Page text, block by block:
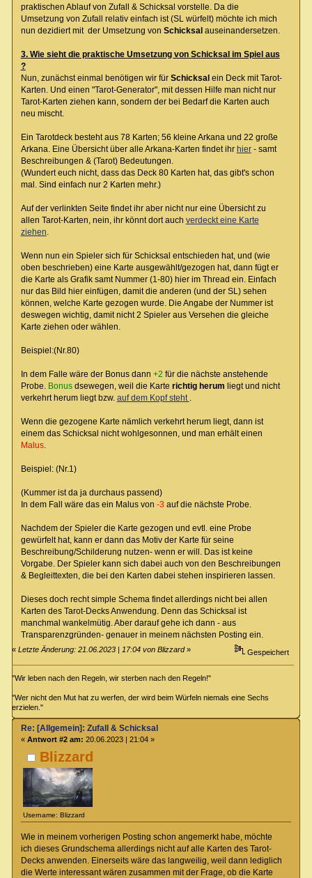
praktischen Ablauf von Zufall & Schicksal vorstelle. Da die
Umsetzung von Zufall relativ einfach ist (SL würfelt) möchte ich mich
nun dezidiert mit der Umsetzung von Schicksal auseinandersetzen.
3. Wie sieht die praktische Umsetzung von Schicksal im Spiel aus
?
Nun, zunächst einmal benötigen wir für Schicksal ein Deck mit Tarot-
Karten. Und einen "Tarot-Generator", mit dessen Hilfe man nicht nur
Tarot-Karten ziehen kann, sondern der bei Bedarf die Karten auch
neu mischt.
Ein Tarotdeck besteht aus 78 Karten; 56 kleine Arkana und 22 große
Arkana. Eine Übersicht über alle Arkana-Karten findet ihr hier- samt
Beschreibungen & (Tarot) Bedeutungen.
(Wundert euch nicht, dass das Deck 80 Karten hat, das gibt's schon
mal. Sind einfach nur 2 Karten mehr.)
Auf der verlinkten Seite findet ihr aber nicht nur eine Übersicht zu
allen Tarot-Karten, nein, ihr könnt dort auch verdeckt eine Karte
ziehen.
Wenn nun ein Spieler sich für Schicksal entschieden hat, und (wie
oben beschrieben) eine Karte ausgewählt/gezogen hat, dann fügt er
die Karte als Grafik samt Nummer (1-80) hier im Thread ein. Einfach
nur das Bild hier einfügen, damit die anderen (und der SL) sehen
können, welche Karte gezogen wurde. Die Angabe der Nummer ist
deswegen wichtig, damit nicht 2 Spieler aus Versehen die gleiche
Karte ziehen oder wählen.
Beispiel:(Nr.80)
In dem Falle wäre der Bonus dann +2 für die nächste anstehende
Probe. Bonusdsewegen, weil die Karte richtig herum liegt und nicht
verkehrt herum liegt bzw. auf dem Kopf steht .
Wenn die gezogene Karte nämlich verkehrt herum liegt, dann ist
einem das Schicksal nicht wohlgesonnen, und man erhält einen
Malus.
Beispiel: (Nr.1)
(Kummer ist da ja durchaus passend)
In dem Fall wäre das ein Malus von -3 auf die nächste Probe.
Nachdem der Spieler die Karte gezogen und evtl. eine Probe
gewürfelt hat, kann er dann das Motiv der Karte für seine
Beschreibung/Schilderung nutzen- wenn er will. Das ist keine
Vorgabe. Der Spieler kann sich dabei auch von den Beschreibungen
& Begleittexten, die bei den Karten dabei stehen inspirieren lassen.
Dieses doch recht simple Schema findet allerdings nicht bei allen
Karten des Tarot-Decks Anwendung. Denn das Schicksal ist
manchmal wankelmütig. Aber darauf gehe ich dann - aus
Transparenzgründen- genauer in meinem nächsten Posting ein.
«Letzte Änderung: 21.06.2023 | 17:04 von Blizzard» Gespeichert
"Wir leben nach den Regeln, wir sterben nach den Regeln!"
"Wer nicht den Mut hat zu werfen, der wird beim Würfeln niemals eine Sechs
erzielen."
Blizzard
Username: Blizzard
Re: [Allgemein]: Zufall & Schicksal
« Antwort #2 am: 20.06.2023 | 21:04 »
Wie in meinem vorherigen Posting schon angemerkt habe, möchte
ich dieses Grundschema allerdings nicht auf alle Karten des Tarot-
Decks anwenden. Einerseits wäre das langweilig, weil dann lediglich
die Werte interessant wären zusammen mit der Frage, ob die Karte